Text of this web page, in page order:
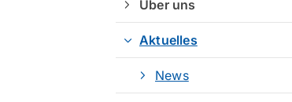
Über uns
Aktuelles
News